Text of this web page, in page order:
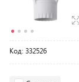
Код: 332526